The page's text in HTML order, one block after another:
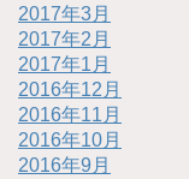
2017年3月
2017年2月
2017年1月
2016年12月
2016年11月
2016年10月
2016年9月